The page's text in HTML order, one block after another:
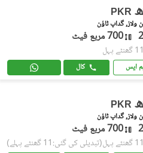
PKR
ولاز, گداپ ٹاؤن
2 700 مربع فیٹ
ایس کال
PKR
ولاز, گداپ ٹاؤن
2 700 مربع فیٹ
(تبدیلی کی گئی:11 گھنٹے پہلے)